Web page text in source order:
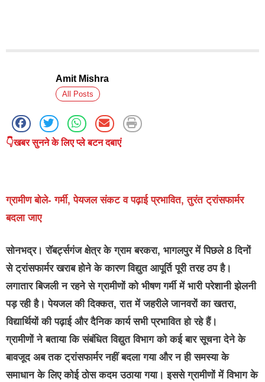
Amit Mishra
All Posts
👇खबर सुनने के लिए प्ले बटन दबाएं
ग्रामीण बोले- गर्मी, पेयजल संकट व पढ़ाई प्रभावित, तुरंत ट्रांसफार्मर
बदला जाए
सोनभद्र। रॉबर्ट्सगंज क्षेत्र के ग्राम बरकरा, भागलपुर में पिछले 8 दिनों
से ट्रांसफार्मर खराब होने के कारण विद्युत आपूर्ति पूरी तरह ठप है।
लगातार बिजली न रहने से ग्रामीणों को भीषण गर्मी में भारी परेशानी झेलनी
पड़ रही है। पेयजल की दिक्कत, रात में जहरीले जानवरों का खतरा,
विद्यार्थियों की पढ़ाई और दैनिक कार्य सभी प्रभावित हो रहे हैं।
ग्रामीणों ने बताया कि संबंधित विद्युत विभाग को कई बार सूचना देने के
बावजूद अब तक ट्रांसफार्मर नहीं बदला गया और न ही समस्या के
समाधान के लिए कोई ठोस कदम उठाया गया। इससे ग्रामीणों में विभाग के